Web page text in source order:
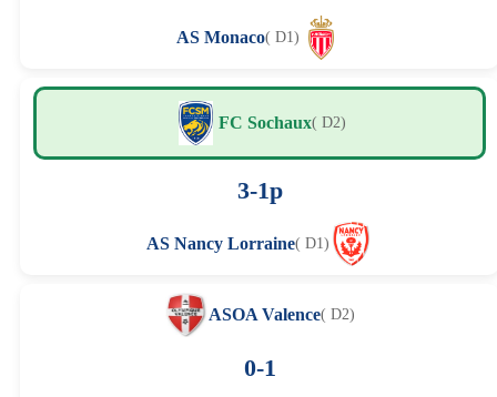
AS Monaco( D1)
FC Sochaux( D2)
3-1p
AS Nancy Lorraine( D1)
ASOA Valence( D2)
0-1